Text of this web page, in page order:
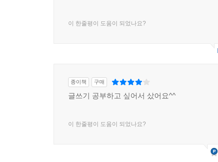
이 한줄평이 도움이 되었나요?
종이책 구매
글쓰기 공부하고 싶어서 샀어요^^
이 한줄평이 도움이 되었나요?